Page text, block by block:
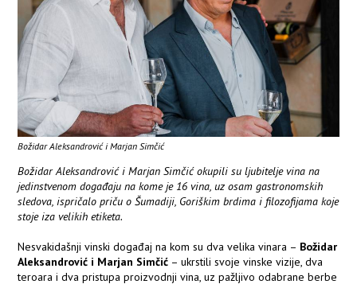
Božidar Aleksandrović i Marjan Simčić
Božidar Aleksandrović i Marjan Simčić okupili su ljubitelje vina na
jedinstvenom događaju na kome je 16 vina, uz osam gastronomskih
sledova, ispričalo priču o Šumadiji, Goriškim brdima i filozofijama koje
stoje iza velikih etiketa.
Nesvakidašnji vinski događaj na kom su dva velika vinara – Božidar
Aleksandrović i Marjan Simčić – ukrstili svoje vinske vizije, dva
teroara i dva pristupa proizvodnji vina, uz pažljivo odabrane berbe